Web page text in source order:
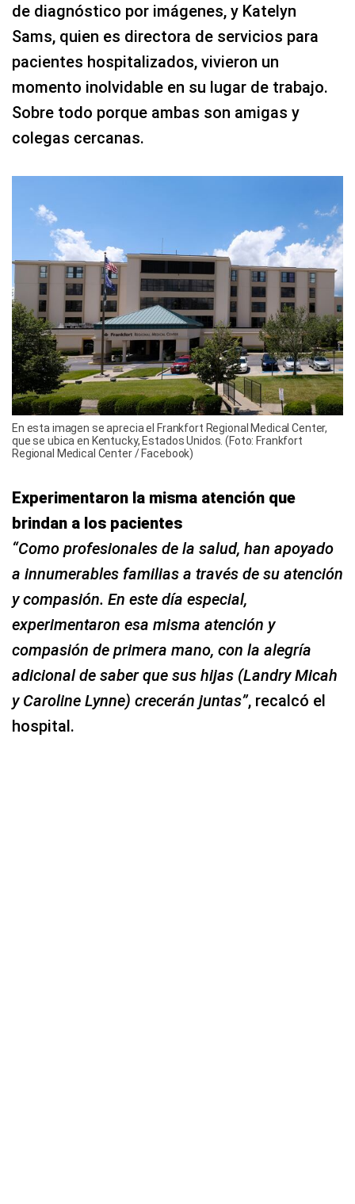
de diagnóstico por imágenes, y Katelyn
Sams, quien es directora de servicios para
pacientes hospitalizados, vivieron un
momento inolvidable en su lugar de trabajo.
Sobre todo porque ambas son amigas y
colegas cercanas.
En esta imagen se aprecia el Frankfort Regional Medical Center,
que se ubica en Kentucky, Estados Unidos. (Foto: Frankfort
Regional Medical Center / Facebook)
Experimentaron la misma atención que
brindan a los pacientes
“Como profesionales de la salud, han apoyado
a innumerables familias a través de su atención
y compasión. En este día especial,
experimentaron esa misma atención y
compasión de primera mano, con la alegría
adicional de saber que sus hijas (Landry Micah
y Caroline Lynne) crecerán juntas”, recalcó el
hospital.